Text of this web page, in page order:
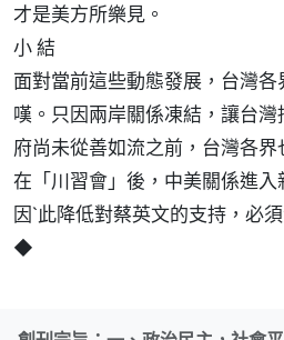
才是美方所樂見。
小 結
面對當前這些動態發展，台灣
嘆。只因兩岸關係凍結，讓台
府尚未從善如流之前，台灣各
在「川習會」後，中美關係進
因`此降低對蔡英文的支持，必
◆